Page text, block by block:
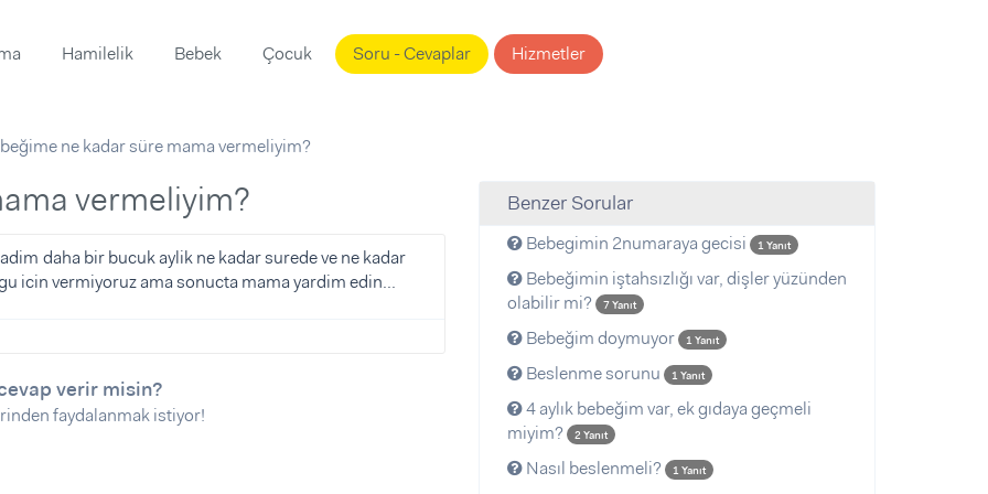
Hamilelik Bebek Çocuk Soru - Cevaplar Hizmetler
ne kadar süre mama vermeliyim?
vermeliyim?
daha bir bucuk aylik ne kadar surede ve ne kadar
icin vermiyoruz ama sonucta mama yardim edin...
verir misin?
faydalanmak istiyor!
Benzer Sorular
Bebegimin 2numaraya gecisi 1 Yanıt
Bebeğimin iştahsızlığı var, dişler yüzünden
olabilir mi?
7 Yanıt
Bebeğim doymuyor 1 Yanıt
Beslenme sorunu 1 Yanıt
4 aylık bebeğim var, ek gıdaya geçmeli
miyim?
2 Yanıt
Nasıl beslenmeli? 1 Yanıt